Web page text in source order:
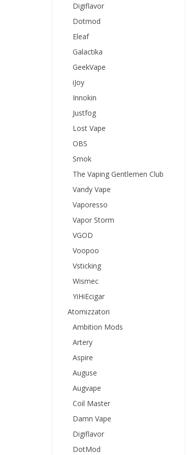
Digiflavor
Dotmod
Eleaf
Galactika
GeekVape
iJoy
Innokin
Justfog
Lost Vape
OBS
Smok
The Vaping Gentlemen Club
Vandy Vape
Vaporesso
Vapor Storm
VGOD
Voopoo
Vsticking
Wismec
YiHiEcigar
Atomizzatori
Ambition Mods
Artery
Aspire
Auguse
Augvape
Coil Master
Damn Vape
Digiflavor
DotMod